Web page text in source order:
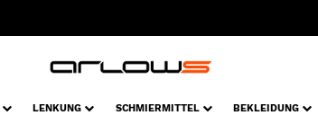
LENKUNG SCHMIERMITTEL BEKLEIDUNG